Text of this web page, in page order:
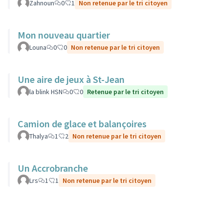
Zahnoun 0 1 Non retenue par le tri citoyen
Mon nouveau quartier
Louna 0 0 Non retenue par le tri citoyen
Une aire de jeux à St-Jean
la blink HSN 0 0 Retenue par le tri citoyen
Camion de glace et balançoires
Thalya 1 2 Non retenue par le tri citoyen
Un Accrobranche
Lrs 1 1 Non retenue par le tri citoyen